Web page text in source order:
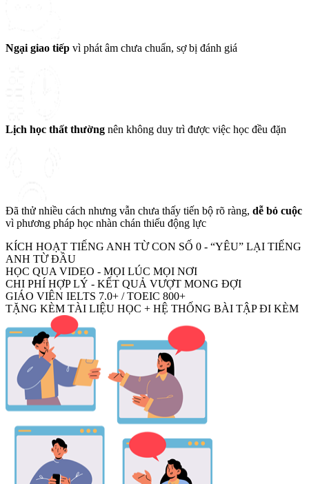
Ngại giao tiếp vì phát âm chưa chuẩn, sợ bị đánh giá
Lịch học thất thường nên không duy trì được việc học đều đặn
Đã thử nhiều cách nhưng vẫn chưa thấy tiến bộ rõ ràng, dễ bỏ cuộc
vì phương pháp học nhàn chán thiếu động lực
KÍCH HOẠT TIẾNG ANH TỪ CON SỐ 0 - “YÊU” LẠI TIẾNG
ANH TỪ ĐẦU
HỌC QUA VIDEO - MỌI LÚC MỌI NƠI
CHI PHÍ HỢP LÝ - KẾT QUẢ VƯỢT MONG ĐỢI
GIÁO VIÊN IELTS 7.0+ / TOEIC 800+
TẶNG KÈM TÀI LIỆU HỌC + HỆ THỐNG BÀI TẬP ĐI KÈM